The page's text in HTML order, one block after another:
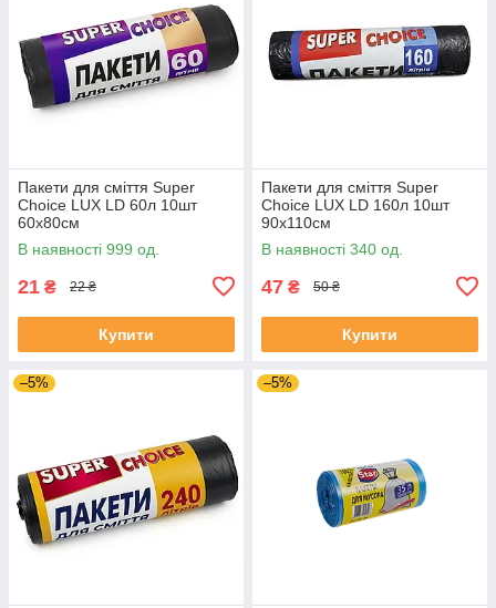
Пакети для сміття Super
Choice LUX LD 60л 10шт
60х80см
В наявності 999 од.
21 ₴ 22 ₴
Купити
Пакети для сміття Super
Choice LUX LD 160л 10шт
90х110см
В наявності 340 од.
47 ₴ 50 ₴
Купити
–5% –5%